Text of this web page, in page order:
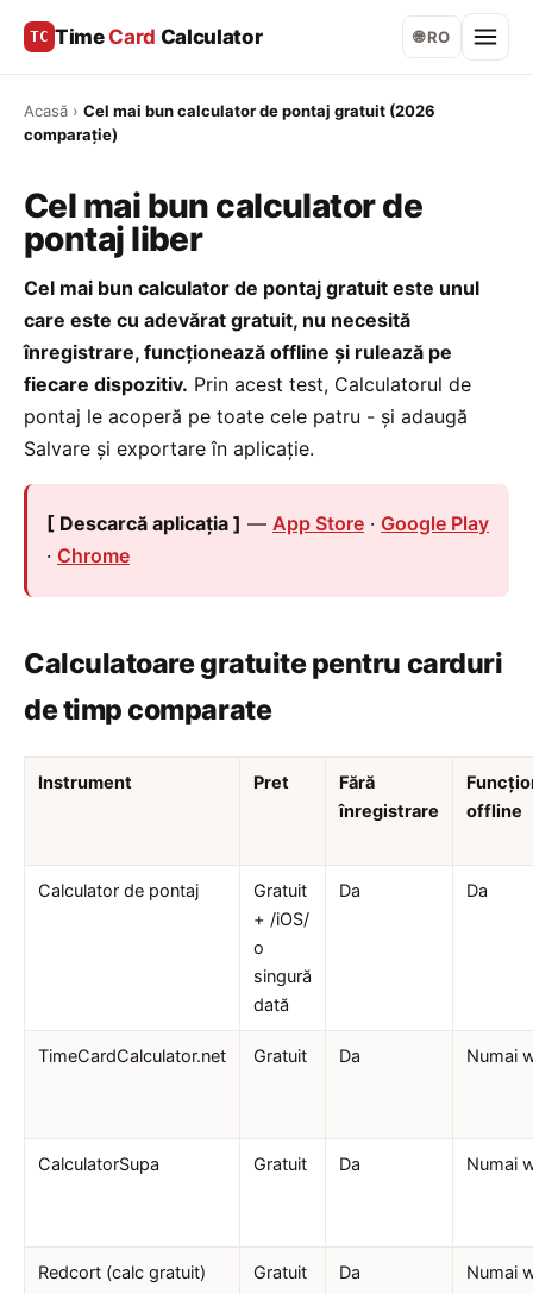
TC Time Card Calculator 🌐 RO
Acasă › Cel mai bun calculator de pontaj gratuit (2026
comparație)
Cel mai bun calculator de
pontaj liber
Cel mai bun calculator de pontaj gratuit este unul
care este cu adevărat gratuit, nu necesită
înregistrare, funcționează offline și rulează pe
fiecare dispozitiv. Prin acest test, Calculatorul de
pontaj le acoperă pe toate cele patru - și adaugă
Salvare și exportare în aplicație.
[ Descarcă aplicația ] — App Store · Google Play
· Chrome
Calculatoare gratuite pentru carduri
de timp comparate
Instrument Pret
Fără
înregistrare
offline
Calculator de pontaj
Gratuit
+ /iOS/
o
singură
dată
Da Da
TimeCardCalculator.net Gratuit Da Numai
CalculatorSupa Gratuit Da Numai
Redcort (calc gratuit) Gratuit Da Numai